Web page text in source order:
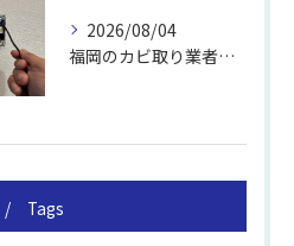
2026/08/04
福岡のカビ取り業者おすすめの選び方と費用
Tags